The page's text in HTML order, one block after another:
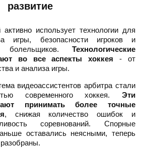
развитие
использует технологии для
игры, безопасности игроков и
болельщиков. Технологические
во все аспекты хоккея - от
и анализа игры.
видеоассистентов арбитра стали
современного хоккея. Эти
принимать более точные
, снижая количество ошибок и
соревнований. Спорные
оставались неясными, теперь